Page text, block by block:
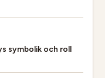
symbolik och roll